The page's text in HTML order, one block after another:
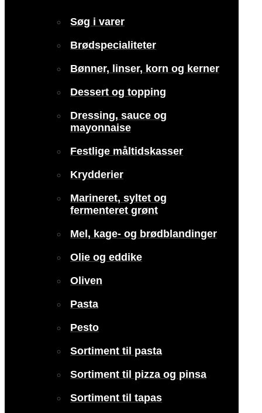
Søg i varer
Brødspecialiteter
Bønner, linser, korn og kerner
Dessert og topping
Dressing, sauce og
mayonnaise
Festlige måltidskasser
Krydderier
Marineret, syltet og
fermenteret grønt
Mel, kage- og brødblandinger
Olie og eddike
Oliven
Pasta
Pesto
Sortiment til pasta
Sortiment til pizza og pinsa
Sortiment til tapas